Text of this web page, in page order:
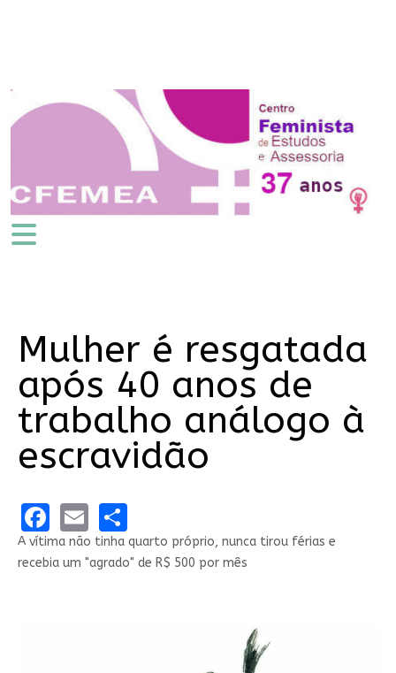
Mulher é resgatada
após 40 anos de
trabalho análogo à
escravidão
Facebook
EmailShare
A vítima não tinha quarto próprio, nunca tirou férias e
recebia um "agrado" de R$ 500 por mês